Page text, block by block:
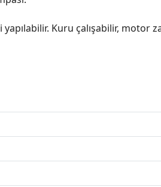
Kuru çalışabilir,